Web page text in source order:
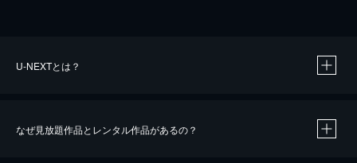
U-NEXTとは？
なぜ見放題作品とレンタル作品があるの？